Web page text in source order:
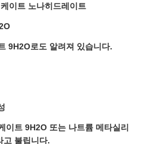
이트 노나히드레이트
9H2O로도 알려져 있습니다.
이트 9H2O 또는 나트륨 메타실리
고 불립니다.